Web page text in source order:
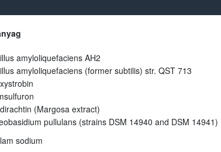
amyloliquefaciens AH2
amyloliquefaciens (former subtilis) str. QST 713
(Margosa extract)
pullulans (strains DSM 14940 and DSM 14941)
sodium